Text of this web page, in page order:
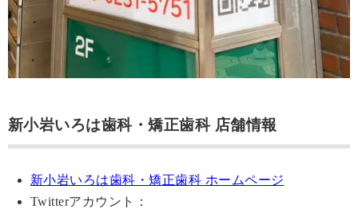
新小岩いろは歯科・矯正歯科 店舗情報
新小岩いろは歯科・矯正歯科 ホームページ
Twitterアカウント：